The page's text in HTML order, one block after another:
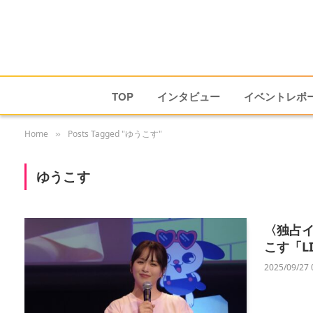
TOP インタビュー イベントレポ
Home » Posts Tagged "ゆうこす"
ゆうこす
〈独占
こす「
2025/09/27